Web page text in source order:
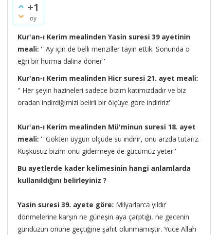
+1
oy
Kur'an-ı Kerim mealinden Yasin suresi 39 ayetinin
meali: '' Ay için de belli menziller tayin ettik. Sonunda o
eğri bir hurma dalına döner''
Kur'an-ı Kerim mealinden Hicr suresi 21. ayet meali:
'' Her şeyin hazineleri sadece bizim katımızdadır ve biz
oradan indirdiğimizi belirli bir ölçüye göre indiririz''
Kur'an-ı Kerim mealinden Mü'minun suresi 18. ayet
meali: '' Gökten uygun ölçüde su indirir, onu arzda tutarız.
Kuşkusuz bizim onu gidermeye de gücümüz yeter''
Bu ayetlerde kader kelimesinin hangi anlamlarda
kullanıldığını belirleyiniz ?
Yasin suresi 39. ayete göre: Milyarlarca yıldır
dönmelerine karşın ne güneşin aya çarptığı, ne gecenin
gündüzün önüne geçtiğine şahit olunmamıştır. Yüce Allah